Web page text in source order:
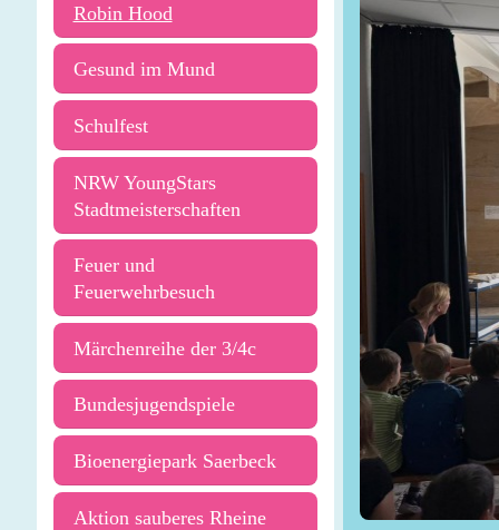
Robin Hood
Gesund im Mund
Schulfest
NRW YoungStars
Stadtmeisterschaften
Feuer und
Feuerwehrbesuch
Märchenreihe der 3/4c
Bundesjugendspiele
Bioenergiepark Saerbeck
Aktion sauberes Rheine